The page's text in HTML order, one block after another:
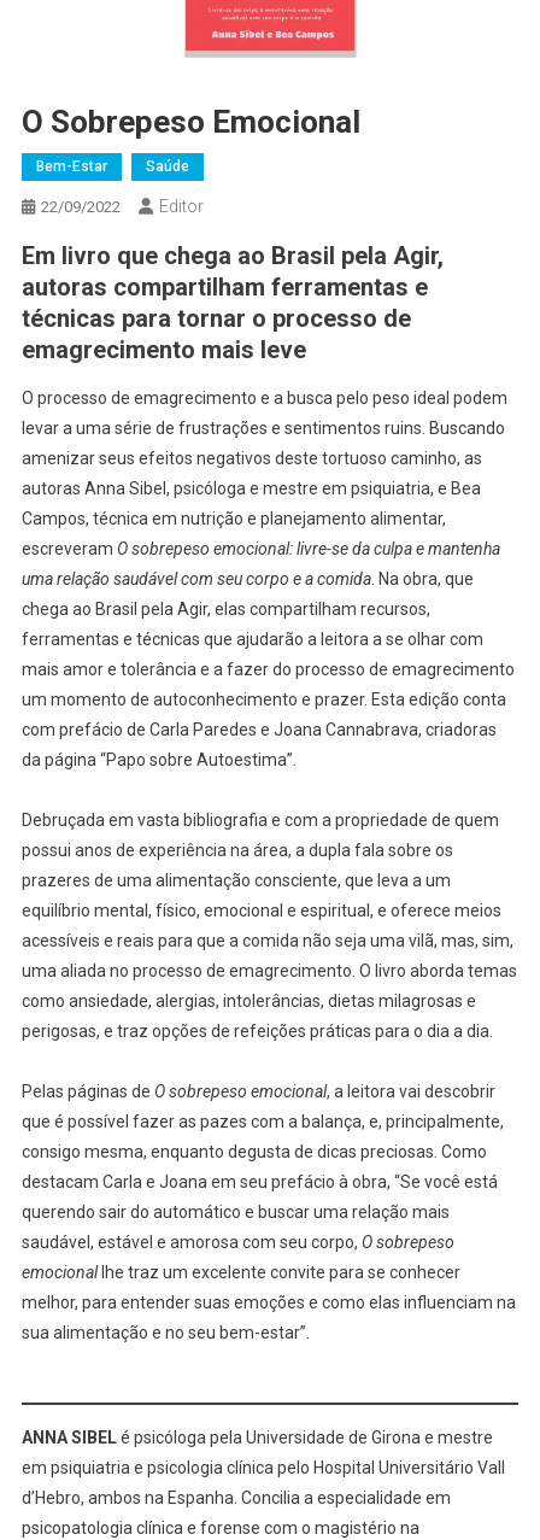
O Sobrepeso Emocional
Bem-Estar Saúde
22/09/2022 Editor
Em livro que chega ao Brasil pela Agir,
autoras compartilham ferramentas e
técnicas para tornar o processo de
emagrecimento mais leve
O processo de emagrecimento e a busca pelo peso ideal podem
levar a uma série de frustrações e sentimentos ruins. Buscando
amenizar seus efeitos negativos deste tortuoso caminho, as
autoras Anna Sibel, psicóloga e mestre em psiquiatria, e Bea
Campos, técnica em nutrição e planejamento alimentar,
escreveram O sobrepeso emocional: livre-se da culpa e mantenha
uma relação saudável com seu corpo e a comida. Na obra, que
chega ao Brasil pela Agir, elas compartilham recursos,
ferramentas e técnicas que ajudarão a leitora a se olhar com
mais amor e tolerância e a fazer do processo de emagrecimento
um momento de autoconhecimento e prazer. Esta edição conta
com prefácio de Carla Paredes e Joana Cannabrava, criadoras
da página “Papo sobre Autoestima”.
Debruçada em vasta bibliografia e com a propriedade de quem
possui anos de experiência na área, a dupla fala sobre os
prazeres de uma alimentação consciente, que leva a um
equilíbrio mental, físico, emocional e espiritual, e oferece meios
acessíveis e reais para que a comida não seja uma vilã, mas, sim,
uma aliada no processo de emagrecimento. O livro aborda temas
como ansiedade, alergias, intolerâncias, dietas milagrosas e
perigosas, e traz opções de refeições práticas para o dia a dia.
Pelas páginas de O sobrepeso emocional, a leitora vai descobrir
que é possível fazer as pazes com a balança, e, principalmente,
consigo mesma, enquanto degusta de dicas preciosas. Como
destacam Carla e Joana em seu prefácio à obra, “Se você está
querendo sair do automático e buscar uma relação mais
saudável, estável e amorosa com seu corpo, O sobrepeso
emocional lhe traz um excelente convite para se conhecer
melhor, para entender suas emoções e como elas influenciam na
sua alimentação e no seu bem-estar”.
ANNA SIBELé psicóloga pela Universidade de Girona e mestre
em psiquiatria e psicologia clínica pelo Hospital Universitário Vall
d’Hebro, ambos na Espanha. Concilia a especialidade em
psicopatologia clínica e forense com o magistério na